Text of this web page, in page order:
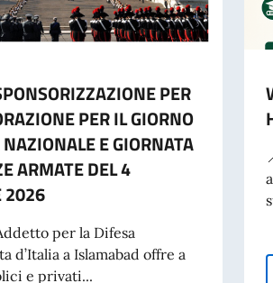
PER
PER IL GIORNO
NAZIONALE E GIORNATA
ARMATE DEL 4
2026
per la Difesa
d’Italia a Islamabad offre a
e privati...